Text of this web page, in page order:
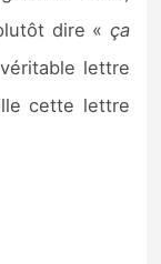
dire « ça
lettre
cette lettre